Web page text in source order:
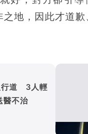
地，因此才道歉
行道 3人輕
醫不治